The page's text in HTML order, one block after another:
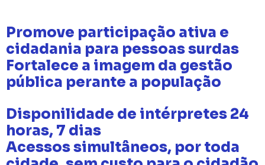
Promove participação ativa e
cidadania para pessoas surdas
Fortalece a imagem da gestão
pública perante a população
Disponilidade de intérpretes 24
horas, 7 dias
Acessos simultâneos, por toda